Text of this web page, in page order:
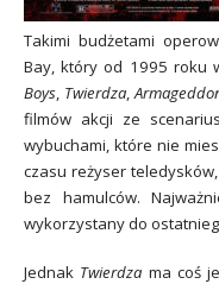
Takimi budżetami
Bay, który od 1995 roku
Boys, Twierdza,
filmów akcji ze
wybuchami, które nie
czasu reżyser
bez hamulców.
wykorzystany do
Jednak Twierdza ma coś